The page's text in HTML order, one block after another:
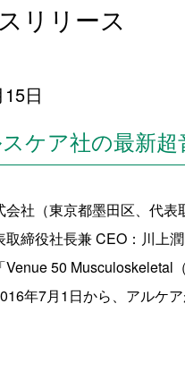
リリース
日
ケア社の最新
会社（東京都墨田区、代
取締役社長兼 CEO：川上
50 Musculoskeletal
年7月1日から、アルケ